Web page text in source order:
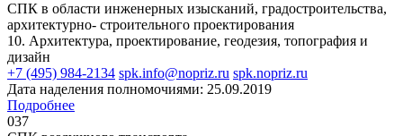
СПК в области инженерных изысканий, градостроительства,
архитектурно- строительного проектирования
10. Архитектура, проектирование, геодезия, топография и
дизайн
+7 (495) 984-2134 spk.info@nopriz.ru spk.nopriz.ru
Дата наделения полномочиями: 25.09.2019
Подробнее
037